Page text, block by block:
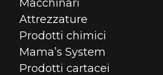
Macchinari
Attrezzature
Prodotti chimici
Mama’s System
Prodotti cartacei